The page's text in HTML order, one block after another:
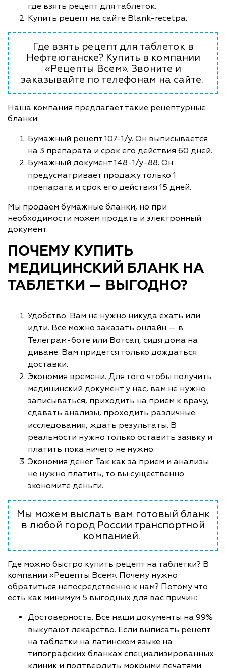
где взять рецепт для таблеток.
Купить рецепт на сайте Blank-recetpa.
Где взять рецепт для таблеток в
Нефтеюганске? Купить в компании
«Рецепты Всем». Звоните и
заказывайте по телефонам на сайте.
Наша компания предлагает такие рецептурные
бланки:
Бумажный рецепт 107-1/у. Он выписывается
на 3 препарата и срок его действия 60 дней.
Бумажный документ 148-1/у-88. Он
предусматривает продажу только 1
препарата и срок его действия 15 дней.
Мы продаем бумажные бланки, но при
необходимости можем продать и электронный
документ.
ПОЧЕМУ КУПИТЬ
МЕДИЦИНСКИЙ БЛАНК НА
ТАБЛЕТКИ — ВЫГОДНО?
Удобство. Вам не нужно никуда ехать или
идти. Все можно заказать онлайн — в
Телеграм-боте или Вотсап, сидя дома на
диване. Вам придется только дождаться
доставки.
Экономия времени. Для того чтобы получить
медицинский документ у нас, вам не нужно
записываться, приходить на прием к врачу,
сдавать анализы, проходить различные
исследования, ждать результаты. В
реальности нужно только оставить заявку и
платить пока ничего не нужно.
Экономия денег. Так как за прием и анализы
не нужно платить, то вы существенно
экономите деньги.
Мы можем выслать вам готовый бланк
в любой город России транспортной
компанией.
Где можно быстро купить рецепт на таблетки? В
компании «Рецепты Всем». Почему нужно
обратиться непосредственно к нам? Потому что
есть как минимум 5 выгодных для вас причин:
Достоверность. Все наши документы на 99%
выкупают лекарство. Если выписать рецепт
на таблетки на латинском языке на
типографских бланках специализированных
клиник и подтвердить мокрыми печатями